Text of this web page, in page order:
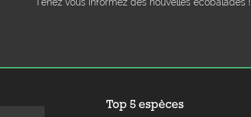
Tenez vous informez des nouvelles ecobalades !
Top 5 espèces